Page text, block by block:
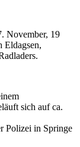
November, 19
Eldagsen,
sich auf ca.
Polizei in Springe